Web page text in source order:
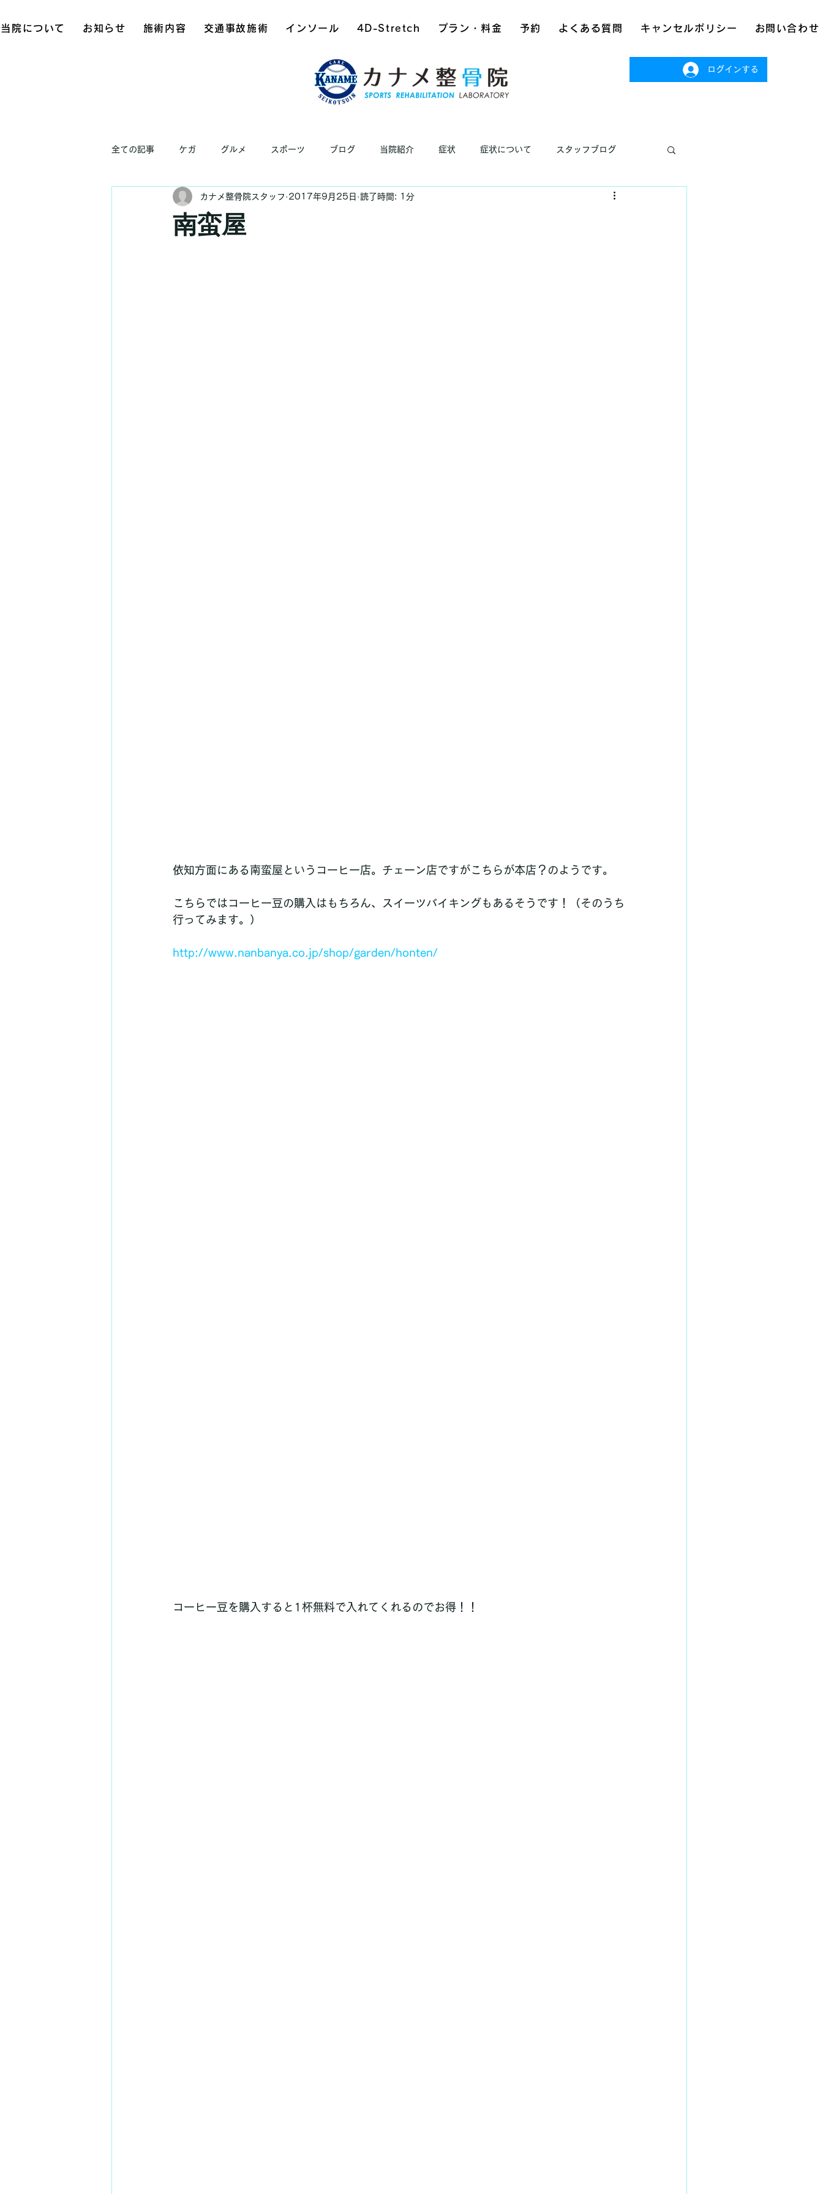
当院について お知らせ 施術内容 交通事故施術 インソール 4D-Stretch プラン・料金 予約 よくある質問 キャンセルポリシー お問い合わせ
ログインする
全ての記事 ケガ グルメ スポーツ ブログ 当院紹介 症状 症状について スタッフブログ
南蛮屋
カナメ整骨院スタッフ 2017年9月25日 読了時間: 1分
依知方面にある南蛮屋というコーヒー店。チェーン店ですがこちらが本店？のようです。
こちらではコーヒー豆の購入はもちろん、スイーツバイキングもあるそうです！（そのうち
行ってみます。）
http://www.nanbanya.co.jp/shop/garden/honten/
コーヒー豆を購入すると1杯無料で入れてくれるのでお得！！